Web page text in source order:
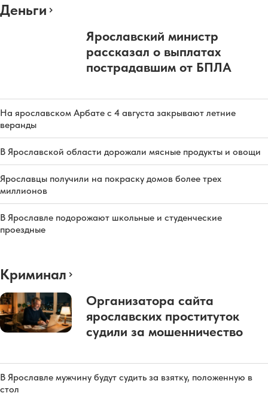
Деньги
Ярославский министр
рассказал о выплатах
пострадавшим от БПЛА
На ярославском Арбате с 4 августа закрывают летние
веранды
В Ярославской области дорожали мясные продукты и овощи
Ярославцы получили на покраску домов более трех
миллионов
В Ярославле подорожают школьные и студенческие
проездные
Криминал
Организатора сайта
ярославских проституток
судили за мошенничество
В Ярославле мужчину будут судить за взятку, положенную в
стол